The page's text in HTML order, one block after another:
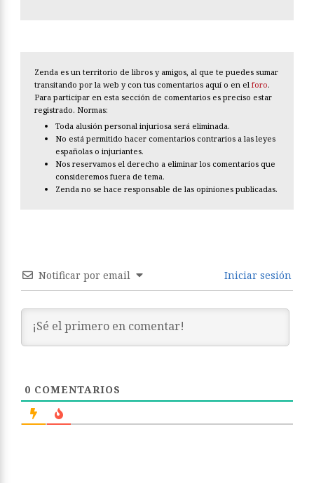
Zenda es un territorio de libros y amigos, al que te puedes sumar
transitando por la web y con tus comentarios aquí o en el foro.
Para participar en esta sección de comentarios es preciso estar
registrado. Normas:
Toda alusión personal injuriosa será eliminada.
No está permitido hacer comentarios contrarios a las leyes
españolas o injuriantes.
Nos reservamos el derecho a eliminar los comentarios que
consideremos fuera de tema.
Zenda no se hace responsable de las opiniones publicadas.
Notificar por email Iniciar sesión
0 COMENTARIOS